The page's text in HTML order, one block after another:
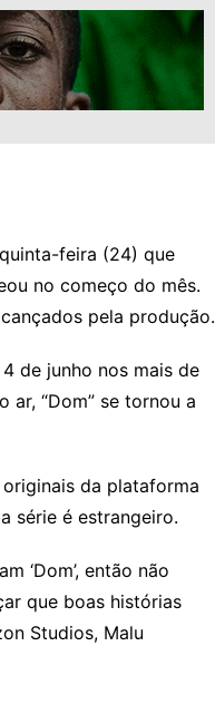
quinta-feira (24) que
no começo do mês.
pela produção.
de junho nos mais de
“Dom” se tornou a
da plataforma
série é estrangeiro.
‘Dom’, então não
que boas histórias
Studios, Malu